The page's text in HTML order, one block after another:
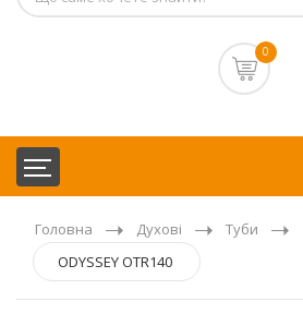
0
Головна Духові
Туби
ODYSSEY OTR140